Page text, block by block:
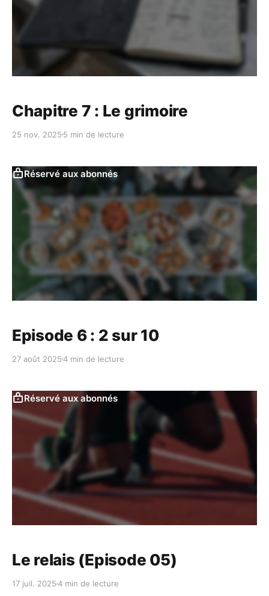
Chapitre 7 : Le grimoire
25 nov. 2025 5 min de lecture
Réservé aux abonnés
Episode 6 : 2 sur 10
27 août 20254 min de lecture
Réservé aux abonnés
Le relais (Episode 05)
17 juil. 20254 min de lecture